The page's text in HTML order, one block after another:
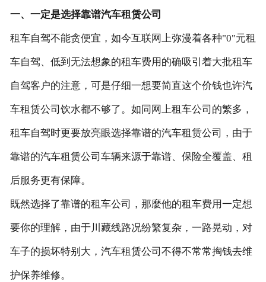
一、一定是选择靠谱汽车租赁公司
租车自驾不能贪便宜，如今互联网上弥漫着各种"0"元租
车自驾、低到无法想象的租车费用的确吸引着大批租车
自驾客户的注意，可是仔细一想要简直这个价钱也许汽
车租赁公司饮水都不够了。如同网上租车公司的繁多，
租车自驾时更要放亮眼选择靠谱的汽车租赁公司，由于
靠谱的汽车租赁公司车辆来源于靠谱、保险全覆盖、租
后服务更有保障。
既然选择了靠谱的租车公司，那麼他的租车费用一定想
要你的理解，由于川藏线路况纷繁复杂，一路晃动，对
车子的损坏特别大，汽车租赁公司不得不常常掏钱去维
护保养维修。